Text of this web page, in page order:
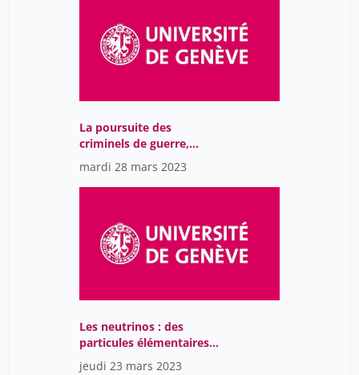
La poursuite des
criminels de guerre,
enjeux et perspectives.
mardi 28 mars 2023
Les neutrinos : des
particules élémentaires
fantômes
jeudi 23 mars 2023